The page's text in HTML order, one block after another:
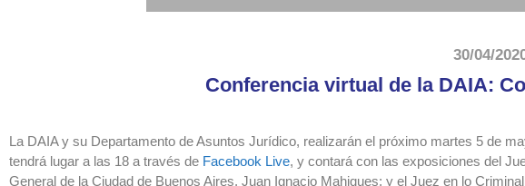
30/04/
Conferencia virtual de la DAIA:
La DAIA y su Departamento de Asuntos Jurídico, realizarán el próximo martes 5 de
tendrá lugar a las 18 a través de Facebook Live, y contará con las exposiciones del
General de la Ciudad de Buenos Aires, Juan Ignacio Mahiques; y el Juez en lo